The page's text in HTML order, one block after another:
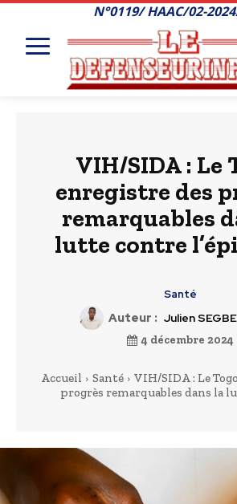
N°0119/ HAAC/02-
VIH/SIDA : Le
enregistre des
remarquables
lutte contre
Santé
Auteur : Julien
4 décembre 2024
Accueil Santé
VIH/SIDA : Le
progrès remarquables dans la